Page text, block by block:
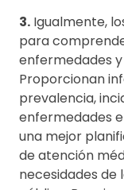
3. Igualmente,
para
enfermedades
Proporcionan
prevalencia,
enfermedades
una mejor
de atención
necesidades de